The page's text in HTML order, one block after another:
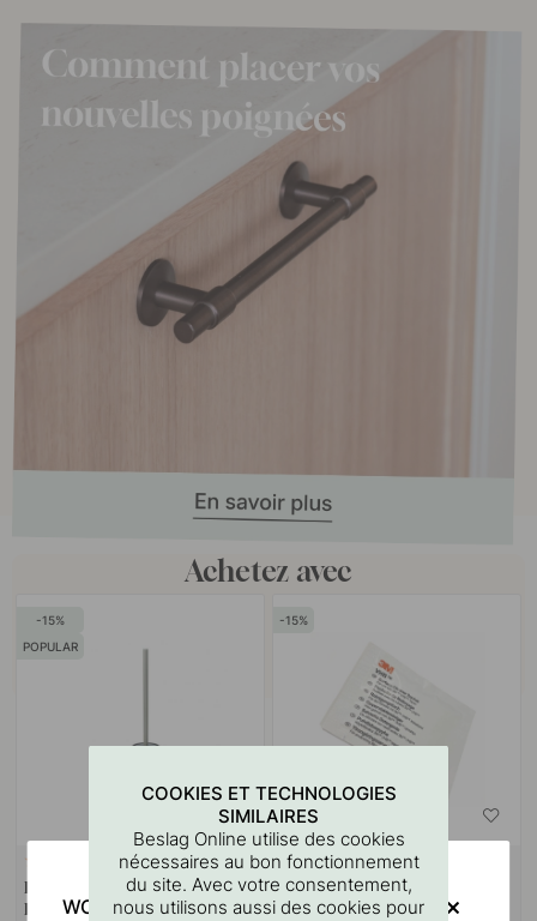
Achetez avec
15
POPULAR
RUBAN 3M
Brosse Toilette Solid - Acier
Inoxydable Brossé
15
114
Lingette Nettoyante Pour
Surfaces 3M
COOKIES ET TECHNOLOGIES
SIMILAIRES
Beslag Online utilise des cookies
nécessaires au bon fonctionnement
du site. Avec votre consentement,
nous utilisons aussi des cookies pour
WOULD YOU RATHER VISIT?